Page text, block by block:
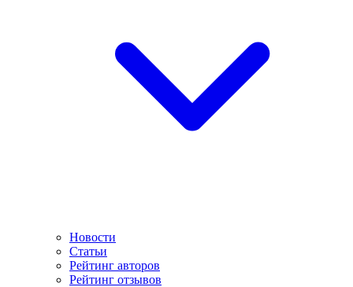
Новости
Статьи
Рейтинг авторов
Рейтинг отзывов